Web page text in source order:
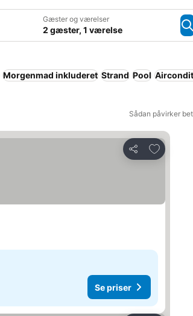
Gæster og værelser
2 gæster, 1 værelse
Morgenmad inkluderet Strand Pool
Sådan påvirker
Del
Føj til
Se priser